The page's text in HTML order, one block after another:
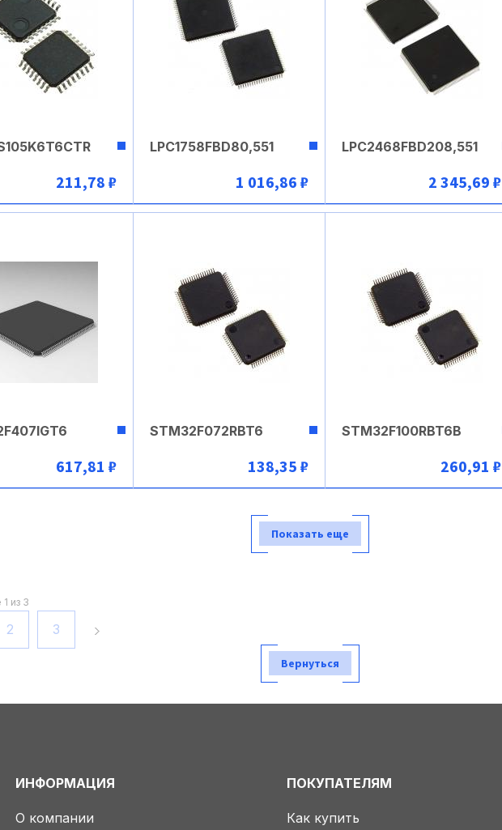
В корзину
211,78 ₽
В корзину
LPC1758FBD80,551
1 016,86 ₽
В корзину
LPC2468FBD208,551
2 345,69 ₽
617,81 ₽
STM32F072RBT6
138,35 ₽
STM32F100RBT6B
260,91 ₽
Показать еще
из 3
2 3
Вернуться
ИНФОРМАЦИЯ
О компании
ПОКУПАТЕЛЯМ
Как купить